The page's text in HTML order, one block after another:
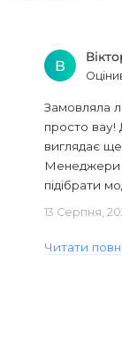
В
Замовляла
просто вау!
виглядає
Менеджери
підібрати
13 Серпня,
Читати